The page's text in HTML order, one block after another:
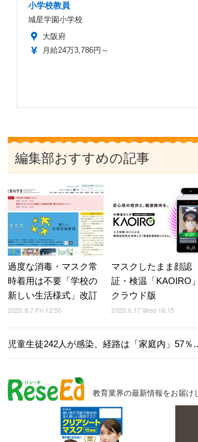
小学校教員
城星学園小学校
大阪府
月給24万3,786円～
編集部おすすめの記事
過度な消毒・マスク常
時着用は不要「学校の
新しい生活様式」改訂
2020.8.7 Fri 12:50
マスクしたまま顔認
証・検温「KAOIRO」
クラウド版
2020.6.17 Wed 16:15
児童生徒242人が感染、経路は「家庭内」57
教育業界の最新情報をお届け